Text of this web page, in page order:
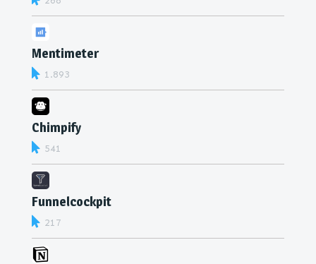
Mentimeter
1.893
Chimpify
541
Funnelcockpit
217